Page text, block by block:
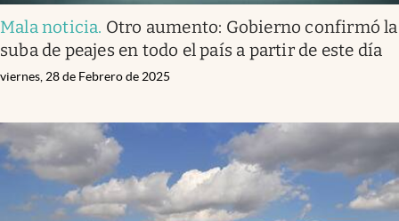
Mala noticia. Otro aumento: Gobierno confirmó la
suba de peajes en todo el país a partir de este día
viernes, 28 de Febrero de 2025